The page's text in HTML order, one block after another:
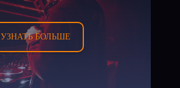
УЗНАТЬ БОЛЬШЕ